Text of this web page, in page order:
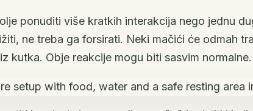
ponuditi više kratkih interakcija nego jednu
ne treba ga forsirati. Neki mačići će odmah
kutka. Obje reakcije mogu biti sasvim normalne.